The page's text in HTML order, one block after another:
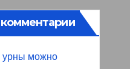
урны можно